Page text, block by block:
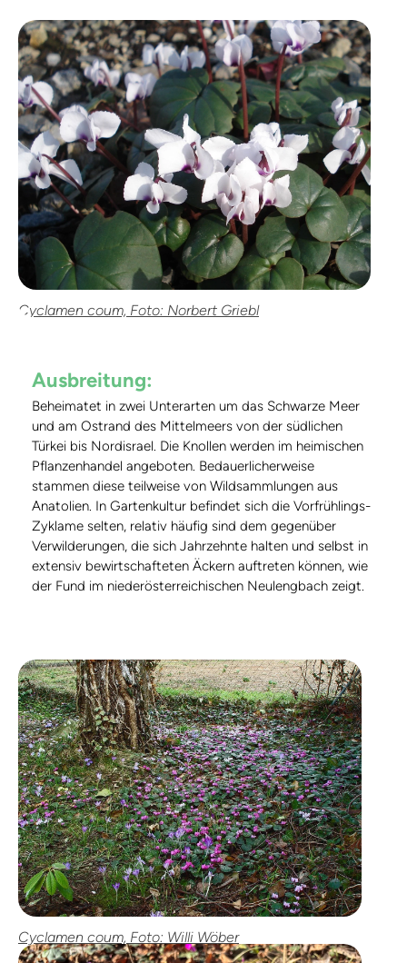
Cyclamen coum, Foto: Norbert Griebl
Ausbreitung:
Beheimatet in zwei Unterarten um das Schwarze Meer
und am Ostrand des Mittelmeers von der südlichen
Türkei bis Nordisrael. Die Knollen werden im heimischen
Pflanzenhandel angeboten. Bedauerlicherweise
stammen diese teilweise von Wildsammlungen aus
Anatolien. In Gartenkultur befindet sich die Vorfrühlings-
Zyklame selten, relativ häufig sind dem gegenüber
Verwilderungen, die sich Jahrzehnte halten und selbst in
extensiv bewirtschafteten Äckern auftreten können, wie
der Fund im niederösterreichischen Neulengbach zeigt.
Cyclamen coum, Foto: Willi Wöber